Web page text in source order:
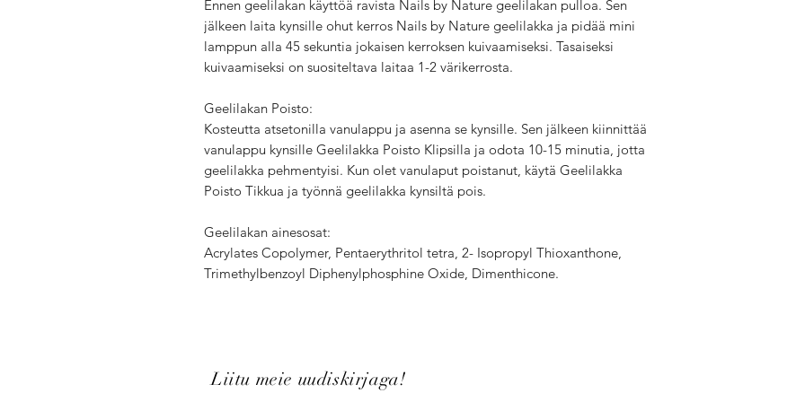
Ennen geelilakan käyttöä ravista Nails by Nature geelilakan pulloa. Sen
jälkeen laita kynsille ohut kerros Nails by Nature geelilakka ja pidää mini
lamppun alla 45 sekuntia jokaisen kerroksen kuivaamiseksi. Tasaiseksi
kuivaamiseksi on suositeltava laitaa 1-2 värikerrosta.
Geelilakan Poisto:
Kosteutta atsetonilla vanulappu ja asenna se kynsille. Sen jälkeen kiinnittää
vanulappu kynsille Geelilakka Poisto Klipsilla ja odota 10-15 minutia, jotta
geelilakka pehmentyisi. Kun olet vanulaput poistanut, käytä Geelilakka
Poisto Tikkua ja työnnä geelilakka kynsiltä pois.
Geelilakan ainesosat:
Acrylates Copolymer, Pentaerythritol tetra, 2- Isopropyl Thioxanthone,
Trimethylbenzoyl Diphenylphosphine Oxide, Dimenthicone.
Liitu meie uudiskirjaga!